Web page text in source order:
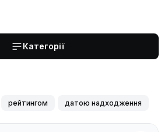
Категорії
рейтингом датою надходження